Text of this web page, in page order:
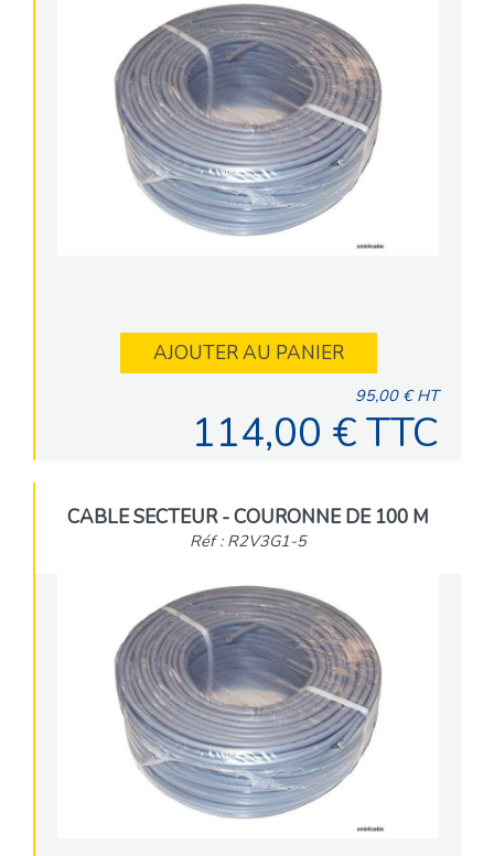
AJOUTER AU PANIER
95,00 € HT
114,00 € TTC
CABLE SECTEUR - COURONNE DE 100 M
Réf : R2V3G1-5